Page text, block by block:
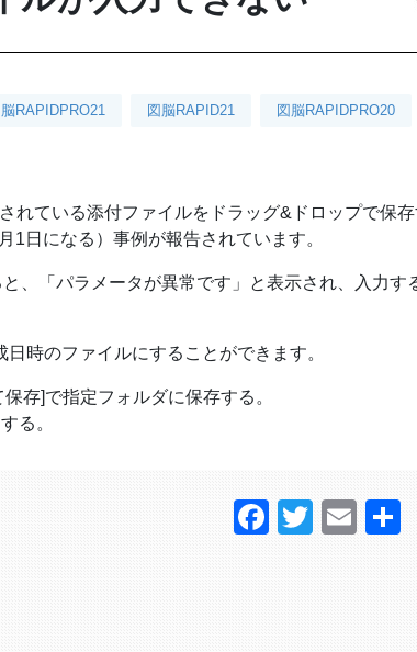
脳RAPIDPRO21 図脳RAPID21 図脳RAPIDPRO20
れている添付ファイルをドラッグ&ドロップで保
1日になる）事例が報告されています。
、「パラメータが異常です」と表示され、入力す
時のファイルにすることができます。
存]で指定フォルダに保存する。
る。
Twitter